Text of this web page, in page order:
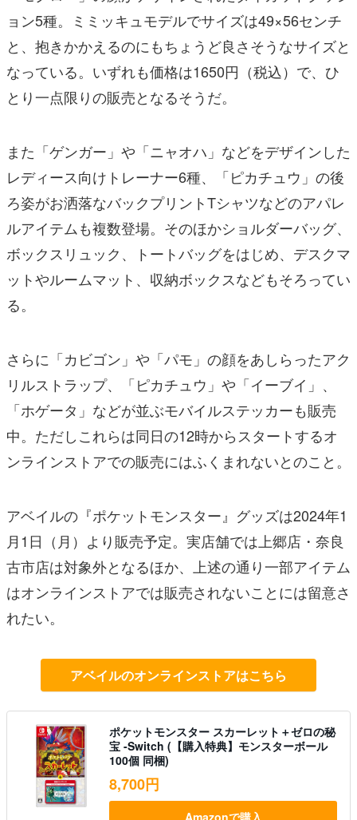
ョン5種。ミミッキュモデルでサイズは49×56センチ
と、抱きかかえるのにもちょうど良さそうなサイズと
なっている。いずれも価格は1650円（税込）で、ひ
とり一点限りの販売となるそうだ。
また「ゲンガー」や「ニャオハ」などをデザインした
レディース向けトレーナー6種、「ピカチュウ」の後
ろ姿がお洒落なバックプリントTシャツなどのアパレ
ルアイテムも複数登場。そのほかショルダーバッグ、
ボックスリュック、トートバッグをはじめ、デスクマ
ットやルームマット、収納ボックスなどもそろってい
る。
さらに「カビゴン」や「パモ」の顔をあしらったアク
リルストラップ、「ピカチュウ」や「イーブイ」、
「ホゲータ」などが並ぶモバイルステッカーも販売
中。ただしこれらは同日の12時からスタートするオ
ンラインストアでの販売にはふくまれないとのこと。
アベイルの『ポケットモンスター』グッズは2024年1
月1日（月）より販売予定。実店舗では上郷店・奈良
古市店は対象外となるほか、上述の通り一部アイテム
はオンラインストアでは販売されないことには留意さ
れたい。
アベイルのオンラインストアはこちら
ポケットモンスター スカーレット＋ゼロの秘
宝 -Switch (【購入特典】モンスターボール
100個 同梱)
8,700円